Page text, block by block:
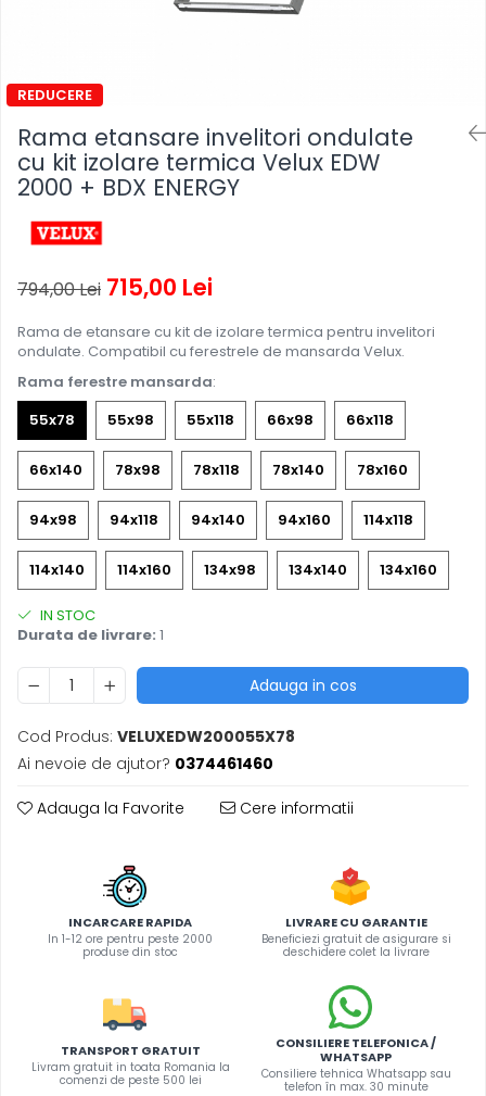
Rama etansare invelitori ondulate
cu kit izolare termica Velux EDW
2000 + BDX ENERGY
794,00 Lei 715,00 Lei
Rama de etansare cu kit de izolare termica pentru invelitori
ondulate. Compatibil cu ferestrele de mansarda Velux.
Rama ferestre mansarda:
55x78
55x98 55x118 66x98 66x118
66x140 78x98 78x118 78x140 78x160
94x98 94x118 94x140 94x160 114x118
114x140 114x160 134x98 134x140 134x160
IN STOC
Durata de livrare: 1
Adauga in cos
Cod Produs: VELUXEDW200055X78
Ai nevoie de ajutor? 0374461460
Adauga la Favorite Cere informatii
INCARCARE RAPIDA
In 1-12 ore pentru peste 2000
produse din stoc
LIVRARE CU GARANTIE
Beneficiezi gratuit de asigurare si
deschidere colet la livrare
TRANSPORT GRATUIT
Livram gratuit in toata Romania la
comenzi de peste 500 lei
CONSILIERE TELEFONICA /
WHATSAPP
Consiliere tehnica Whatsapp sau
telefon în max. 30 minute